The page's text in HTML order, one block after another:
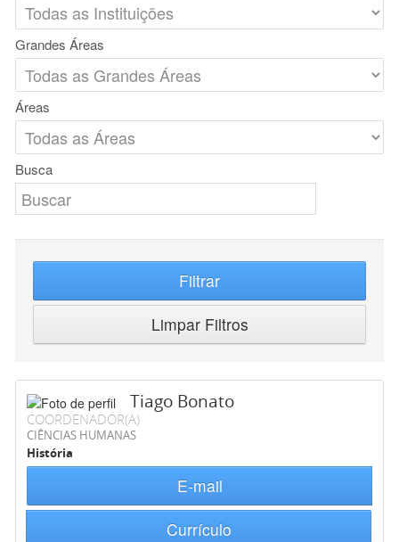
Grandes Áreas
Áreas
Busca
Filtrar
Limpar Filtros
Tiago Bonato
COORDENADOR(A)
CIÊNCIAS HUMANAS
História
E-mail
Currículo